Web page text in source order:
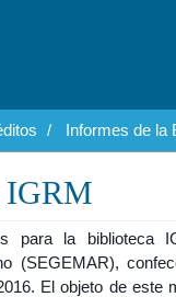
Informes de la
IGRM
para la biblioteca
(SEGEMAR),
El objeto de este